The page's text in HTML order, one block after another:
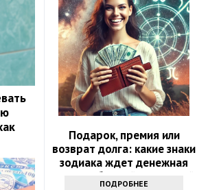
Подарок, премия или
возврат долга: какие знаки
зодиака ждет денежная
удача в ближайшие 5 дней
ПОДРОБНЕЕ